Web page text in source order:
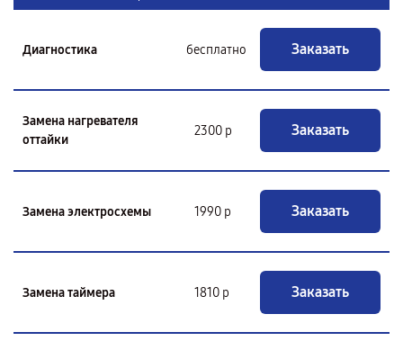
Диагностика бесплатно Заказать
Замена нагревателя
оттайки
2300 р Заказать
Замена электросхемы 1990 р Заказать
Замена таймера 1810 р Заказать